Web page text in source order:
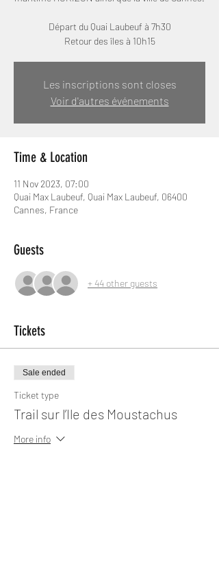
Départ du Quai Laubeuf à 7h30
Retour des îles à 10h15
Les inscriptions sont closes
Voir d'autres événements
Time & Location
11 Nov 2023, 07:00
Quai Max Laubeuf, Quai Max Laubeuf, 06400
Cannes, France
Guests
+ 44 other guests
Tickets
Sale ended
Ticket type
Trail sur l’Ile des Moustachus
More info